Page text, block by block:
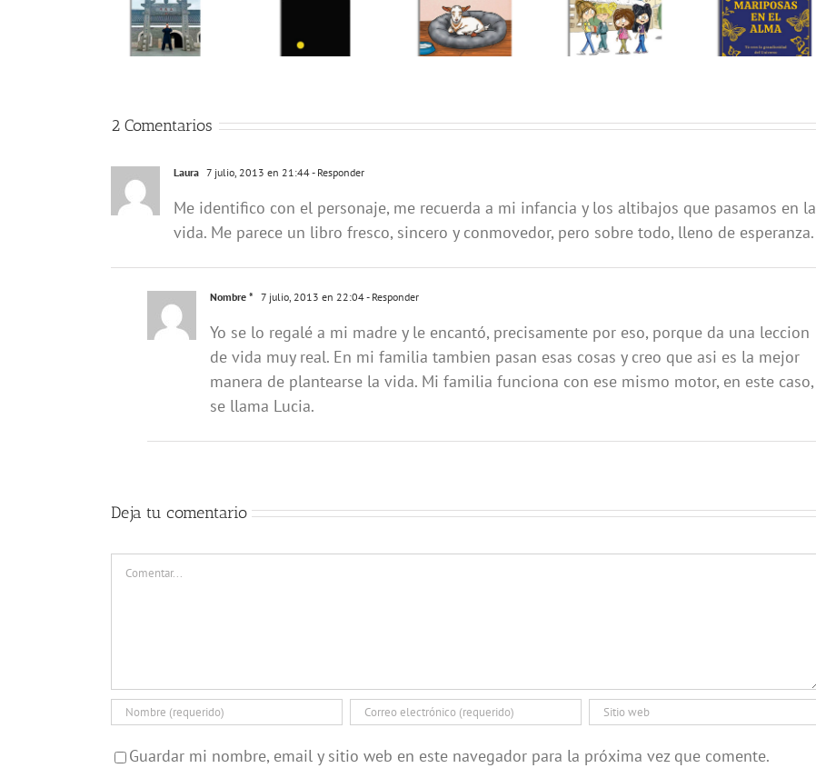
2 Comentarios
Laura 7 julio, 2013 en 21:44- Responder
Me identifico con el personaje, me recuerda a mi infancia y los altibajos que pasamos en la
vida. Me parece un libro fresco, sincero y conmovedor, pero sobre todo, lleno de esperanza.
Nombre * 7 julio, 2013 en 22:04- Responder
Yo se lo regalé a mi madre y le encantó, precisamente por eso, porque da una leccion
de vida muy real. En mi familia tambien pasan esas cosas y creo que asi es la mejor
manera de plantearse la vida. Mi familia funciona con ese mismo motor, en este caso,
se llama Lucia.
Deja tu comentario
Comentar
Guardar mi nombre, email y sitio web en este navegador para la próxima vez que comente.